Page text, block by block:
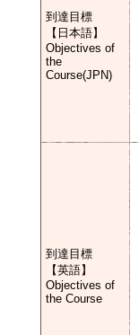
到達目標
【日本語】
Objectives of
the
Course(JPN)
到達目標
【英語】
Objectives of
the Course